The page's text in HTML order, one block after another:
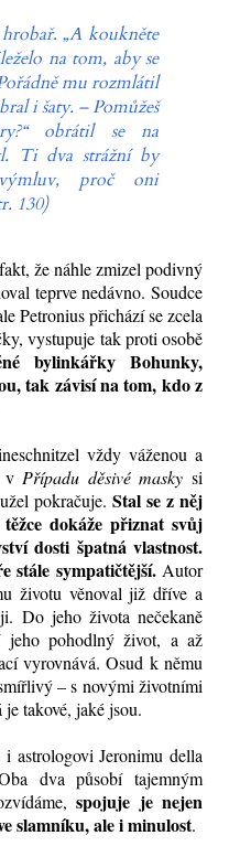
„A koukněte
na tom, aby se
mu rozmlátil
i šaty. – Pomůžeš
obrátil se na
Ti dva strážní by
proč oni
130)
že náhle zmizel podivný
teprve nedávno. Soudce
Petronius přichází se zcela
vystupuje tak proti osobě
bylinkářky Bohunky,
tak závisí na tom, kdo z
vždy váženou a
v Případu děsivé masky si
pokračuje.Stal se z něj
dokáže přiznat svůj
dosti špatná vlastnost.
stále sympatičtější.Autor
životu věnoval již dříve a
Do jeho života nečekaně
jeho pohodlný život, a až
vyrovnává. Osud k němu
– s novými životními
takové, jaké jsou.
astrologovi Jeronimu della
dva působí tajemným
spojuje je nejen
slamníku, ale i minulost.